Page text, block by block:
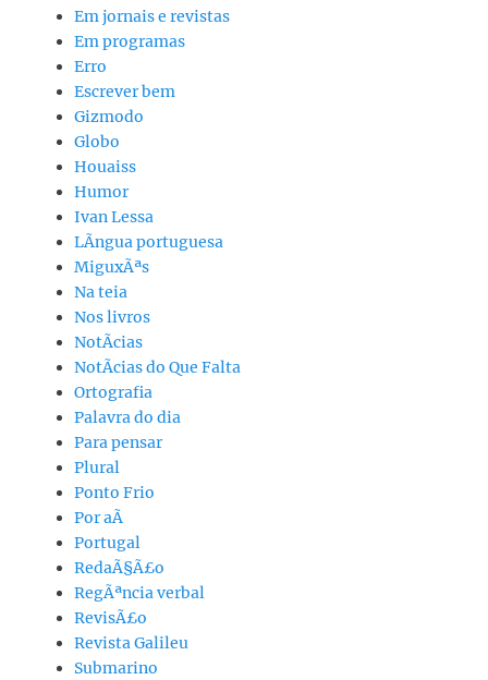
Em jornais e revistas
Em programas
Erro
Escrever bem
Gizmodo
Globo
Houaiss
Humor
Ivan Lessa
LÃ­ngua portuguesa
MiguxÃªs
Na teia
Nos livros
NotÃ­cias
NotÃ­cias do Que Falta
Ortografia
Palavra do dia
Para pensar
Plural
Ponto Frio
Por aÃ­
Portugal
RedaÃ§Ã£o
RegÃªncia verbal
RevisÃ£o
Revista Galileu
Submarino